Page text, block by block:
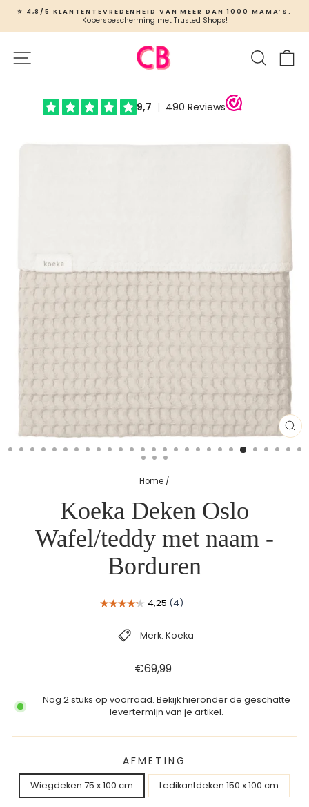
naar
inhoud
Slideshow
⭐ 4,8/5 KLANTENTEVREDENHEID VAN MEER DAN 1000 MAMA’S.
Kopersbescherming met Trusted Shops!
Zoeken
Home /
Koeka Deken Oslo
Wafel/teddy met naam -
Borduren
Merk: Koeka
Reguliere
€69,99
Nog 2 stuks op voorraad. Bekijk hieronder de geschatte
levertermijn van je artikel.
AFMETING
Wiegdeken 75 x 100 cm Ledikantdeken 150 x 100 cm